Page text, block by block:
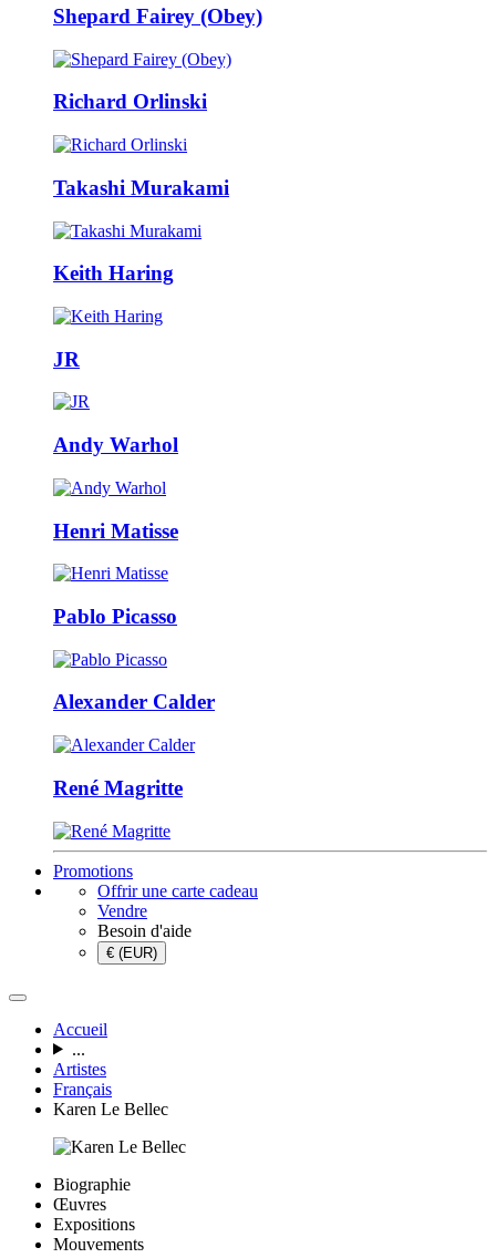
Shepard Fairey (Obey)
Richard Orlinski
Takashi Murakami
Keith Haring
JR
Andy Warhol
Henri Matisse
Pablo Picasso
Alexander Calder
René Magritte
Promotions
Offrir une carte cadeau
Vendre
Besoin d'aide
€ (EUR)
Accueil
...
Artistes
Français
Karen Le Bellec
Biographie
Œuvres
Expositions
Mouvements